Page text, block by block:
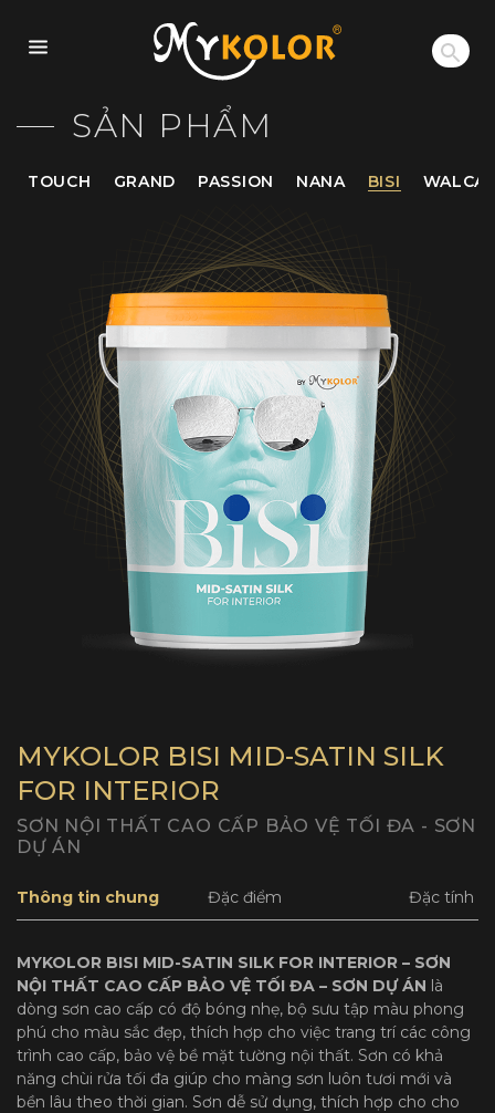
MYKOLOR
SẢN PHẨM
TOUCH GRAND PASSION NANA BISI
MYKOLOR BISI MID-SATIN SILK
FOR INTERIOR
SƠN NỘI THẤT CAO CẤP BẢO VỆ TỐI ĐA - SƠN
DỰ ÁN
Thông tin chung Đặc điểm Đặc tính
MYKOLOR BISI MID-SATIN SILK FOR INTERIOR – SƠN
NỘI THẤT CAO CẤP BẢO VỆ TỐI ĐA – SƠN DỰ ÁN là
dòng sơn cao cấp có độ bóng nhẹ, bộ sưu tập màu phong
phú cho màu sắc đẹp, thích hợp cho việc trang trí các công
trình cao cấp, bảo vệ bề mặt tường nội thất. Sơn có khả
năng chùi rửa tối đa giúp cho màng sơn luôn tươi mới và
bền lâu theo thời gian. Sơn dễ sử dụng, thích hợp cho cho